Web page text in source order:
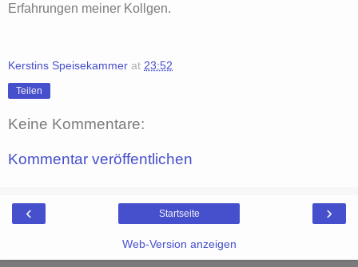
Erfahrungen meiner Kollgen.
Kerstins Speisekammer at 23:52
Teilen
Keine Kommentare:
Kommentar veröffentlichen
‹ ›
Startseite
Web-Version anzeigen